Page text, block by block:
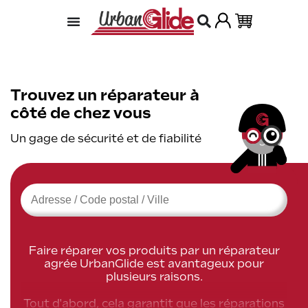
Trouvez un réparateur à
côté de chez vous
Un gage de sécurité et de fiabilité
Faire réparer vos produits par un réparateur
agrée UrbanGlide est avantageux pour
plusieurs raisons.
Tout d'abord, cela garantit que les réparations